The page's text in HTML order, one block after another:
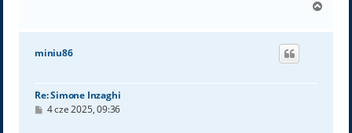
g
miniu86
Re: Simone Inzaghi
P4 cze 2025, 09:36